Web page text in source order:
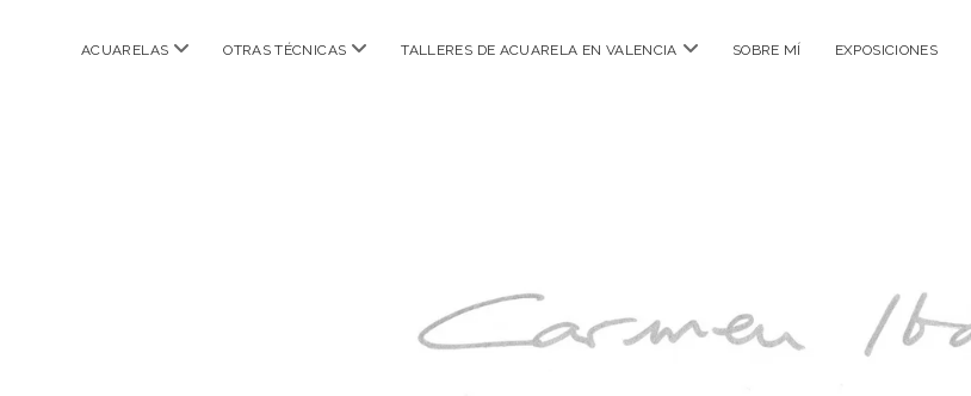
ACUARELAS abrir
OTRAS TÉCNICAS abrir
TALLERES DE ACUARELA EN VALENCIA abrir
SOBRE MÍ EXPOSICIONES